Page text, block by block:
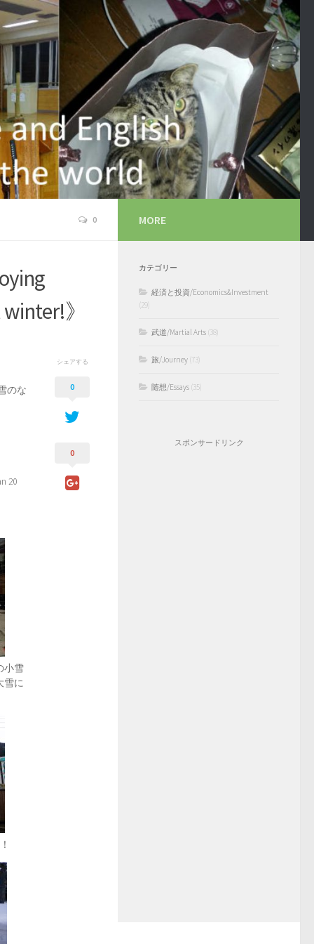
0
》
のな
20
小雪
雪に
シェアする
0
0
MORE
カテゴリー
経済と投資/Economics&Investment
(29)
武道/Martial Arts (38)
旅/Journey (73)
随想/Essays (35)
スポンサードリンク